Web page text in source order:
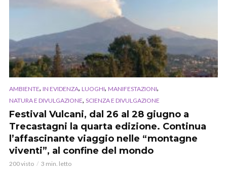
AMBIENTE, IN EVIDENZA, LUOGHI, MANIFESTAZIONI,
NATURA E DIVULGAZIONE, SCIENZA E DIVULGAZIONE
Festival Vulcani, dal 26 al 28 giugno a
Trecastagni la quarta edizione. Continua
l’affascinante viaggio nelle “montagne
viventi”, al confine del mondo
200 visto 3 min. letto